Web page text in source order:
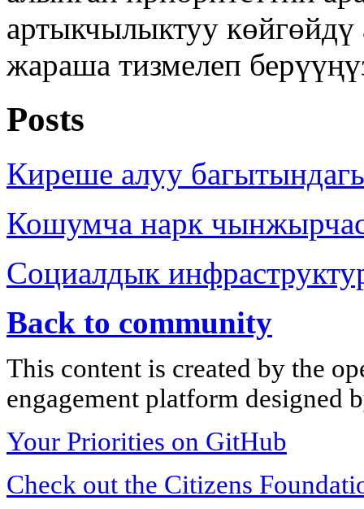
артыкчылыктуу көйгөйдү
жараша тизмелеп
Posts
Киреше алуу
Кошумча нарк
Социалдык
Back to community
This content is created by the
engagement platform designed
Your Priorities on GitHub
Check out the Citizens